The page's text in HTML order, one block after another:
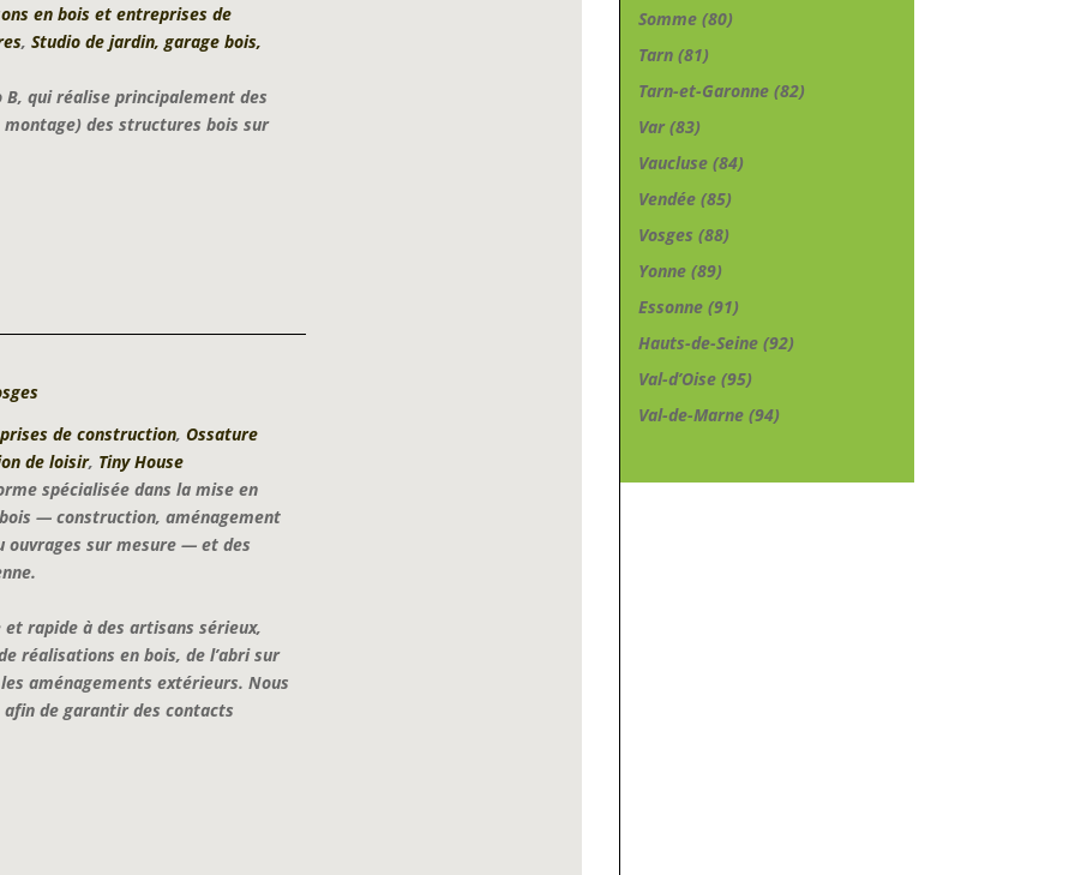
en bois et entreprises de
,Studio de jardin, garage bois,
B, qui réalise principalement des
des structures bois sur
de construction,Ossature
de loisir, Tiny House
spécialisée dans la mise en
— construction, aménagement
ouvrages sur mesure — et des
rapide à des artisans sérieux,
réalisations en bois, de l’abri sur
aménagements extérieurs. Nous
de garantir des contacts
Somme (80)
Tarn (81)
Tarn-et-Garonne (82)
Var (83)
Vaucluse (84)
Vendée (85)
Vosges (88)
Yonne (89)
Essonne (91)
Hauts-de-Seine (92)
Val-d’Oise (95)
Val-de-Marne (94)